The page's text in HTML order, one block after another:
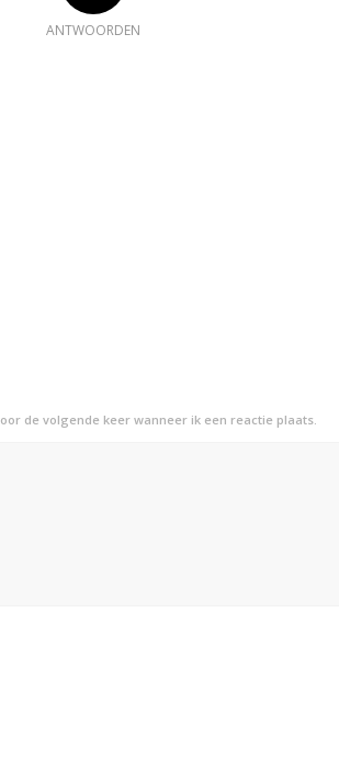
ANTWOORDEN
de volgende keer wanneer ik een reactie plaats.